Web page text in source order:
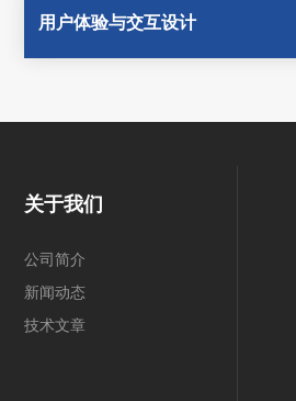
用户体验与交互设计
关于我们
公司简介
新闻动态
技术文章